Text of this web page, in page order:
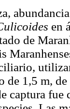
en
de
de 1,5 m,
captura fue